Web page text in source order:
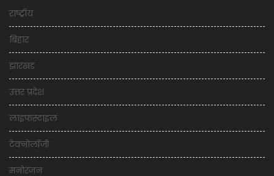
राष्ट्रीय
बिहार
झारखंड
उत्तर प्रदेश
लाइफस्टाइल
टेक्नोलॉजी
मनोरंजन